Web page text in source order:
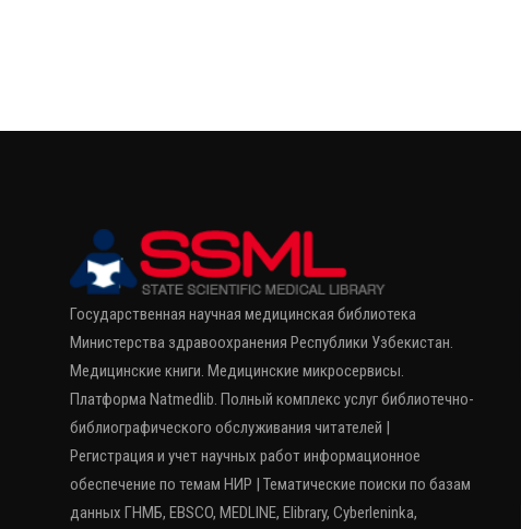
Государственная научная медицинская библиотека
Министерства здравоохранения Республики Узбекистан.
Медицинские книги. Медицинские микросервисы.
Платформа Natmedlib. Полный комплекс услуг библиотечно-
библиографического обслуживания читателей |
Регистрация и учет научных работ информационное
обеспечение по темам НИР | Тематические поиски по базам
данных ГНМБ, EBSCO, MEDLINE, Elibrary, Cyberleninka,